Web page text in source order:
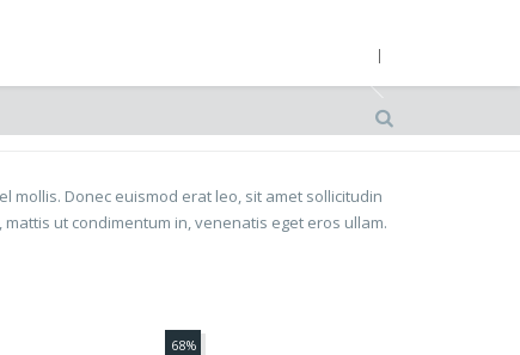
mollis. Donec euismod erat leo, sit amet sollicitudin
ut condimentum in, venenatis eget eros ullam.
68%